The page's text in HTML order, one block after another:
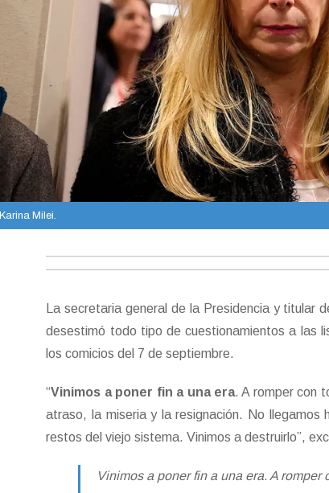
Karina Milei.
La secretaria general de la Presidencia y titular
desestimó todo tipo de cuestionamientos a las
los comicios del 7 de septiembre.
“Vinimos a poner fin a una era. A romper con
atraso, la miseria y la resignación. No
restos del viejo sistema. Vinimos a destruirlo”,
Vinimos a poner fin a una era. A